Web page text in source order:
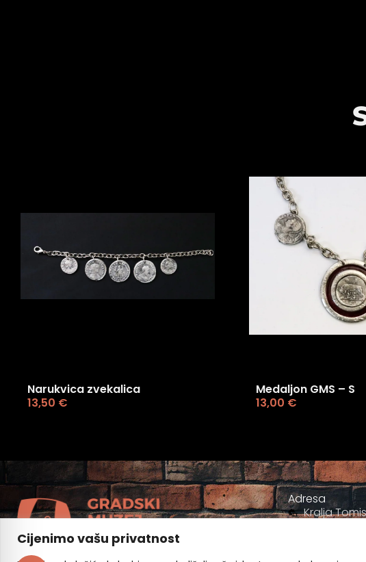
Cijenimo vašu privatnost
Narukvica zvekalica
13,50 €
Medaljon GMS – S
13,00 €
Adresa
Kralja